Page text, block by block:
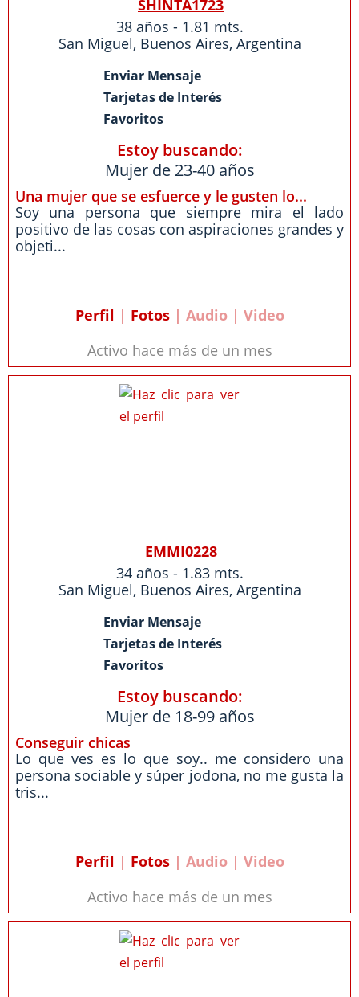
SHINTA1723
38 años - 1.81 mts.
San Miguel, Buenos Aires, Argentina
Enviar Mensaje
Tarjetas de Interés
Favoritos
Estoy buscando:
Mujer de 23-40 años
Una mujer que se esfuerce y le gusten lo...
Soy una persona que siempre mira el lado
positivo de las cosas con aspiraciones grandes y
objeti...
Perfil | Fotos| Audio | Video
Activo hace más de un mes
EMMI0228
34 años - 1.83 mts.
San Miguel, Buenos Aires, Argentina
Enviar Mensaje
Tarjetas de Interés
Favoritos
Estoy buscando:
Mujer de 18-99 años
Conseguir chicas
Lo que ves es lo que soy.. me considero una
persona sociable y súper jodona, no me gusta la
tris...
Perfil | Fotos| Audio | Video
Activo hace más de un mes